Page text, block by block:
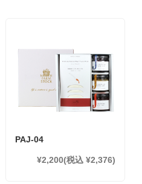
PAJ-04
¥2,200(税込 ¥2,376)